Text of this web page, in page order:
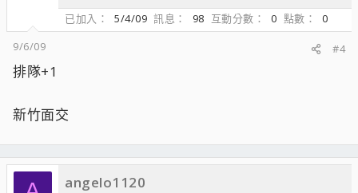
已加入
5/4/09 訊息 98 互動分數 0 點數
0
9/6/09
#4
排隊+1
新竹面交
angelo1120